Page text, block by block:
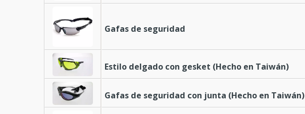
Gafas de seguridad
Estilo delgado con gesket (Hecho en Taiwán)
Gafas de seguridad con junta (Hecho en Taiwán)